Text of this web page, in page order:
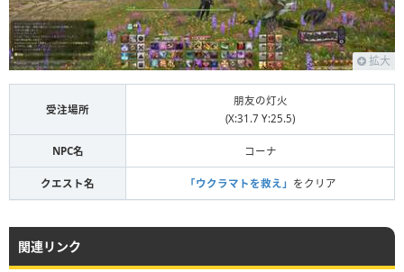
拡大
受注場所
朋友の灯火
(X:31.7 Y:25.5)
NPC名 コーナ
クエスト名 「ウクラマトを救え」 をクリア
関連リンク